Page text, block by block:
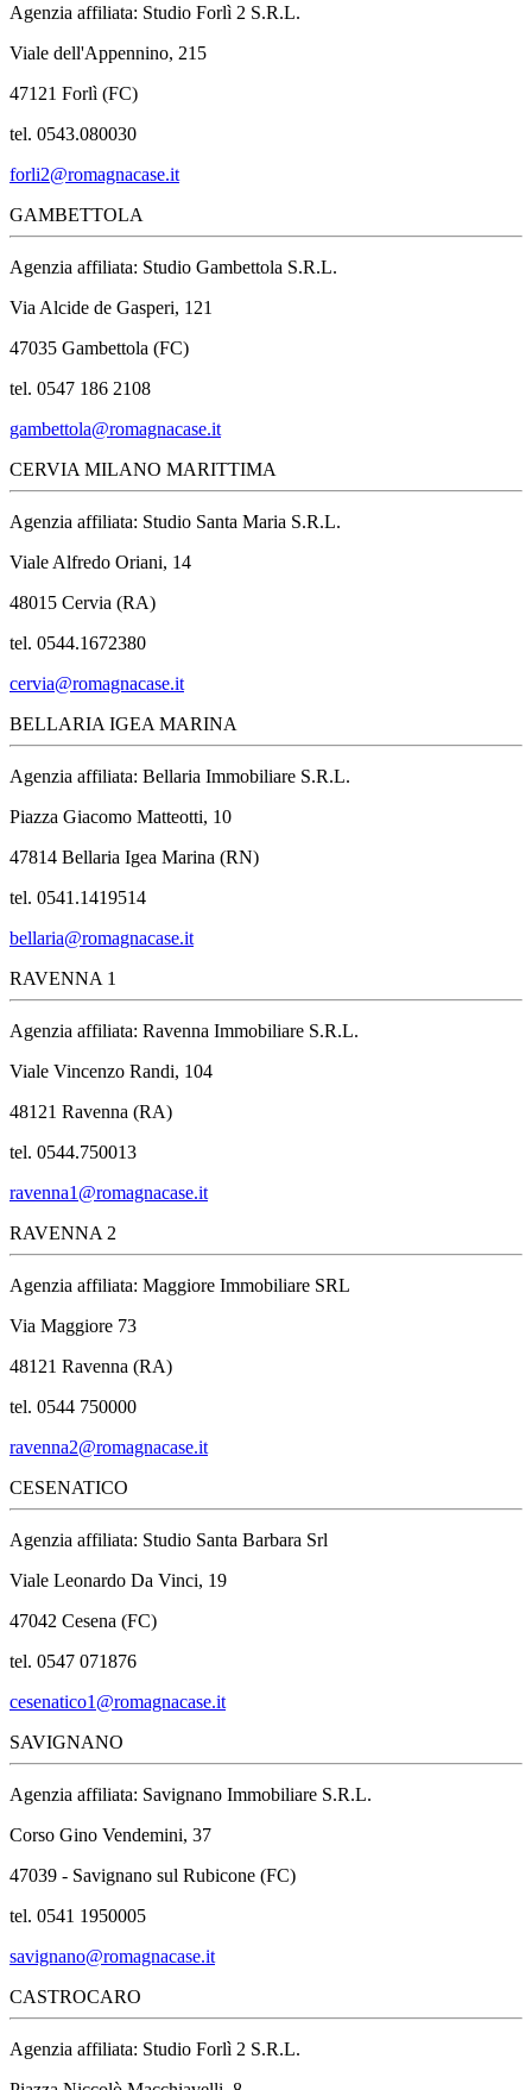
Agenzia affiliata: Studio Forlì 2 S.R.L.
Viale dell'Appennino, 215
47121 Forlì (FC)
tel. 0543.080030
forli2@romagnacase.it
GAMBETTOLA
Agenzia affiliata: Studio Gambettola S.R.L.
Via Alcide de Gasperi, 121
47035 Gambettola (FC)
tel. 0547 186 2108
gambettola@romagnacase.it
CERVIA MILANO MARITTIMA
Agenzia affiliata: Studio Santa Maria S.R.L.
Viale Alfredo Oriani, 14
48015 Cervia (RA)
tel. 0544.1672380
cervia@romagnacase.it
BELLARIA IGEA MARINA
Agenzia affiliata: Bellaria Immobiliare S.R.L.
Piazza Giacomo Matteotti, 10
47814 Bellaria Igea Marina (RN)
tel. 0541.1419514
bellaria@romagnacase.it
RAVENNA 1
Agenzia affiliata: Ravenna Immobiliare S.R.L.
Viale Vincenzo Randi, 104
48121 Ravenna (RA)
tel. 0544.750013
ravenna1@romagnacase.it
RAVENNA 2
Agenzia affiliata: Maggiore Immobiliare SRL
Via Maggiore 73
48121 Ravenna (RA)
tel. 0544 750000
ravenna2@romagnacase.it
CESENATICO
Agenzia affiliata: Studio Santa Barbara Srl
Viale Leonardo Da Vinci, 19
47042 Cesena (FC)
tel. 0547 071876
cesenatico1@romagnacase.it
SAVIGNANO
Agenzia affiliata: Savignano Immobiliare S.R.L.
Corso Gino Vendemini, 37
47039 - Savignano sul Rubicone (FC)
tel. 0541 1950005
savignano@romagnacase.it
CASTROCARO
Agenzia affiliata: Studio Forlì 2 S.R.L.